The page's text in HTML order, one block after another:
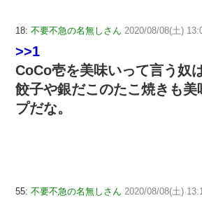
18: 不要不急の名無しさん 2020/08/08(土)
>>1
CoCo壱を美味いって言う奴
餃子や銀だこのたこ焼きも美
プだな。
55: 不要不急の名無しさん 2020/08/08(土)